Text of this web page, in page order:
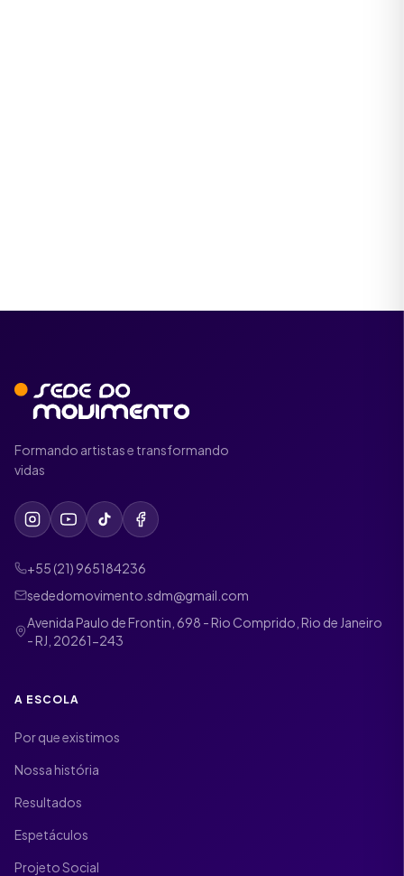
Formando artistas e transformando
vidas
+55 (21) 965184236
sededomovimento.sdm@gmail.com
Avenida Paulo de Frontin, 698 - Rio Comprido, Rio de Janeiro
- RJ, 20261-243
A ESCOLA
Por que existimos
Nossa história
Resultados
Espetáculos
Projeto Social